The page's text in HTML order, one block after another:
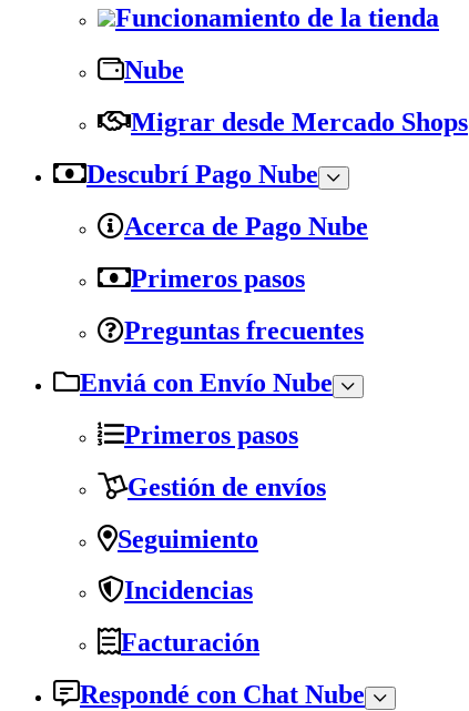
Funcionamiento de la tienda
Nube
Migrar desde Mercado Shops
Descubrí Pago Nube
Acerca de Pago Nube
Primeros pasos
Preguntas frecuentes
Enviá con Envío Nube
Primeros pasos
Gestión de envíos
Seguimiento
Incidencias
Facturación
Respondé con Chat Nube